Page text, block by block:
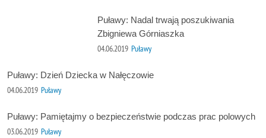
Puławy: Nadal trwają poszukiwania
Zbigniewa Górniaszka
04.06.2019 Puławy
Puławy: Dzień Dziecka w Nałęczowie
04.06.2019 Puławy
Puławy: Pamiętajmy o bezpieczeństwie podczas prac polowych
03.06.2019 Puławy